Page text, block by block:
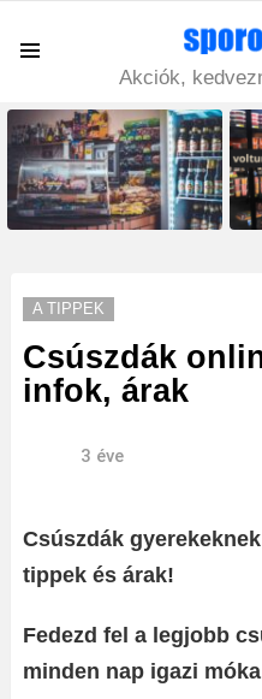
Akciók,
LATEST
STORIES
A TIPPEK
Csúszdák
infok, árak
3 éve
Csúszdák
tippek és árak!
Fedezd fel a legjobb
minden nap igazi